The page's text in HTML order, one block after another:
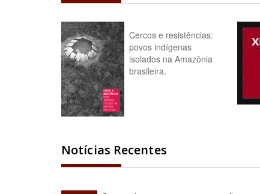
Cercos e resistências:
povos indígenas
isolados na Amazônia
brasileira.
Notícias Recentes